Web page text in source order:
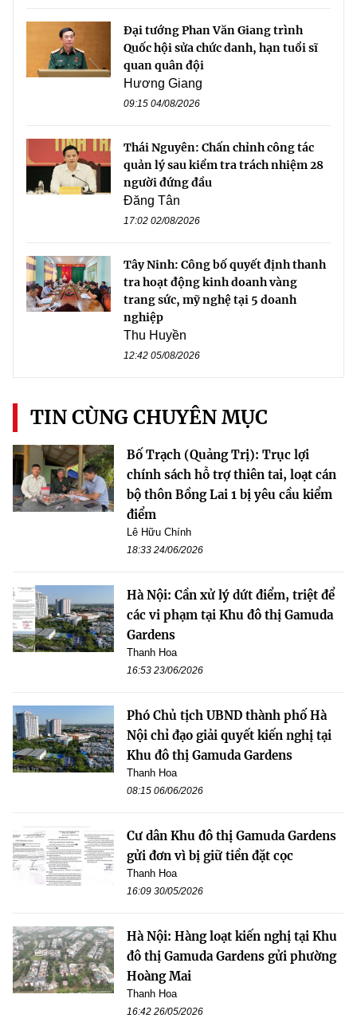
Đại tướng Phan Văn Giang trình
Quốc hội sửa chức danh, hạn tuổi sĩ
quan quân đội
Hương Giang
09:15 04/08/2026
Thái Nguyên: Chấn chỉnh công tác
quản lý sau kiểm tra trách nhiệm 28
người đứng đầu
Đăng Tân
17:02 02/08/2026
Tây Ninh: Công bố quyết định thanh
tra hoạt động kinh doanh vàng
trang sức, mỹ nghệ tại 5 doanh
nghiệp
Thu Huyền
12:42 05/08/2026
TIN CÙNG CHUYÊN MỤC
Bố Trạch (Quảng Trị): Trục lợi
chính sách hỗ trợ thiên tai, loạt cán
bộ thôn Bồng Lai 1 bị yêu cầu kiểm
điểm
Lê Hữu Chính
18:33 24/06/2026
Hà Nội: Cần xử lý dứt điểm, triệt để
các vi phạm tại Khu đô thị Gamuda
Gardens
Thanh Hoa
16:53 23/06/2026
Phó Chủ tịch UBND thành phố Hà
Nội chỉ đạo giải quyết kiến nghị tại
Khu đô thị Gamuda Gardens
Thanh Hoa
08:15 06/06/2026
Cư dân Khu đô thị Gamuda Gardens
gửi đơn vì bị giữ tiền đặt cọc
Thanh Hoa
16:09 30/05/2026
Hà Nội: Hàng loạt kiến nghị tại Khu
đô thị Gamuda Gardens gửi phường
Hoàng Mai
Thanh Hoa
16:42 26/05/2026